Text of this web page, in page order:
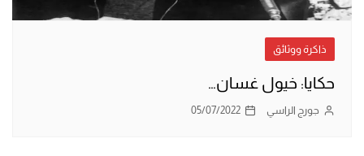
ذاكرة ووثائق
حكايا: خيول غسان…
جورج الراسي 05/07/2022